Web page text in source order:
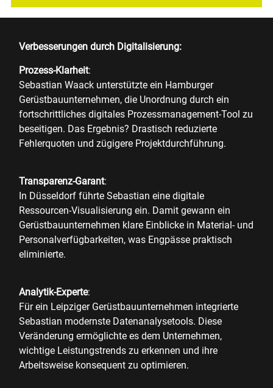
Verbesserungen durch Digitalisierung:
Prozess-Klarheit:
Sebastian Waack unterstützte ein Hamburger
Gerüstbauunternehmen, die Unordnung durch ein
fortschrittliches digitales Prozessmanagement-Tool zu
beseitigen. Das Ergebnis? Drastisch reduzierte
Fehlerquoten und zügigere Projektdurchführung.
Transparenz-Garant:
In Düsseldorf führte Sebastian eine digitale
Ressourcen-Visualisierung ein. Damit gewann ein
Gerüstbauunternehmen klare Einblicke in Material- und
Personalverfügbarkeiten, was Engpässe praktisch
eliminierte.
Analytik-Experte:
Für ein Leipziger Gerüstbauunternehmen integrierte
Sebastian modernste Datenanalysetools. Diese
Veränderung ermöglichte es dem Unternehmen,
wichtige Leistungstrends zu erkennen und ihre
Arbeitsweise konsequent zu optimieren.